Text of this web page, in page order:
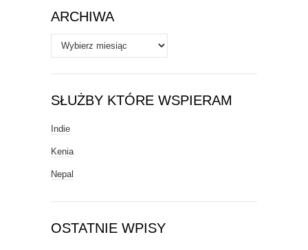
ARCHIWA
Archiwa
SŁUŻBY KTÓRE WSPIERAM
Indie
Kenia
Nepal
OSTATNIE WPISY